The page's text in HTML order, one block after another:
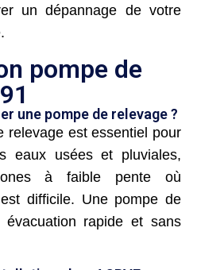
un dépannage de votre
pompe de
une pompe de relevage ?
relevage est essentiel pour
eaux usées et pluviales,
à faible pente où
est difficile. Une pompe de
évacuation rapide et sans